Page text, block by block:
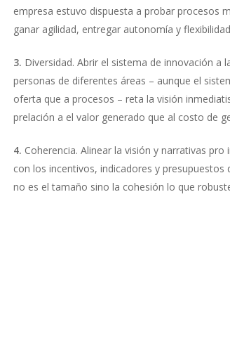
empresa estuvo dispuesta a probar procesos
ganar agilidad, entregar autonomía y
3. Diversidad. Abrir el sistema de innovación a
personas de diferentes áreas – aunque el
oferta que a procesos – reta la visión
prelación a el valor generado que al costo de
4. Coherencia. Alinear la visión y narrativas
con los incentivos, indicadores y presupuestos
no es el tamaño sino la cohesión lo que